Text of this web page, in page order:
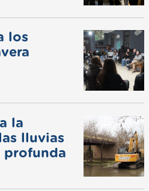
los
la
lluvias
profunda